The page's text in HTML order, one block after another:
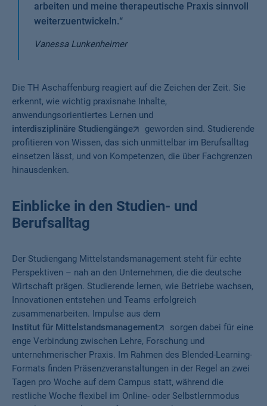
arbeiten und meine therapeutische Praxis sinnvoll
weiterzuentwickeln.“
Vanessa Lunkenheimer
Die TH Aschaffenburg reagiert auf die Zeichen der Zeit. Sie
erkennt, wie wichtig praxisnahe Inhalte,
anwendungsorientiertes Lernen und
interdisziplinäre Studiengänge
geworden sind. Studierende
profitieren von Wissen, das sich unmittelbar im Berufsalltag
einsetzen lässt, und von Kompetenzen, die über Fachgrenzen
hinausdenken.
Einblicke in den Studien- und
Berufsalltag
Der Studiengang Mittelstandsmanagement steht für echte
Perspektiven – nah an den Unternehmen, die die deutsche
Wirtschaft prägen. Studierende lernen, wie Betriebe wachsen,
Innovationen entstehen und Teams erfolgreich
zusammenarbeiten. Impulse aus dem
Institut für Mittelstandsmanagement
sorgen dabei für eine
enge Verbindung zwischen Lehre, Forschung und
unternehmerischer Praxis. Im Rahmen des Blended-Learning-
Formats finden Präsenzveranstaltungen in der Regel an zwei
Tagen pro Woche auf dem Campus statt, während die
restliche Woche flexibel im Online- oder Selbstlernmodus